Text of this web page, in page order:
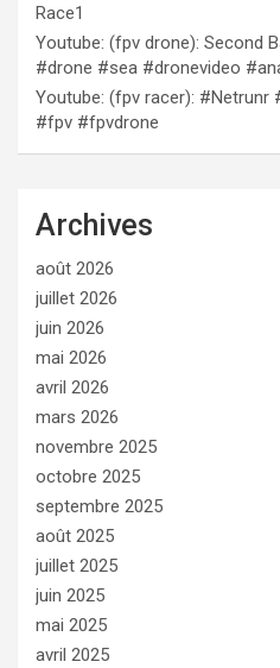
Race1
Youtube: (fpv drone): Second
#drone #sea #dronevideo
Youtube: (fpv racer): #Netrunr
#fpv #fpvdrone
Archives
août 2026
juillet 2026
juin 2026
mai 2026
avril 2026
mars 2026
novembre 2025
octobre 2025
septembre 2025
août 2025
juillet 2025
juin 2025
mai 2025
avril 2025